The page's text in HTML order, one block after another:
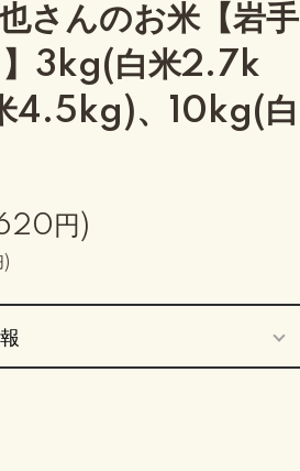
さんのお米【岩手
】3kg(白米2.7k
4.5kg)、10kg(白
円)
)